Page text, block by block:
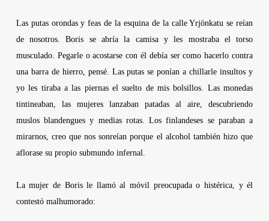
Las putas orondas y feas de la esquina de la calle Yrjönkatu se reían
de nosotros. Boris se abría la camisa y les mostraba el torso
musculado. Pegarle o acostarse con él debía ser como hacerlo contra
una barra de hierro, pensé. Las putas se ponían a chillarle insultos y
yo les tiraba a las piernas el suelto de mis bolsillos. Las monedas
tintineaban, las mujeres lanzaban patadas al aire, descubriendo
muslos blandengues y medias rotas. Los finlandeses se paraban a
mirarnos, creo que nos sonreían porque el alcohol también hizo que
aflorase su propio submundo infernal.
La mujer de Boris le llamó al móvil preocupada o histérica, y él
contestó malhumorado: